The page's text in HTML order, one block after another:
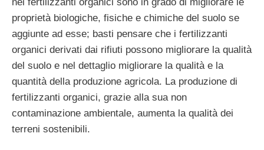
proprietà biologiche, fisiche e chimiche del suolo se
aggiunte ad esse; basti pensare che i fertilizzanti
organici derivati ​​dai rifiuti possono migliorare la qualità
del suolo e nel dettaglio migliorare la qualità e la
quantità della produzione agricola. La produzione di
fertilizzanti organici, grazie alla sua non
contaminazione ambientale, aumenta la qualità dei
terreni sostenibili.